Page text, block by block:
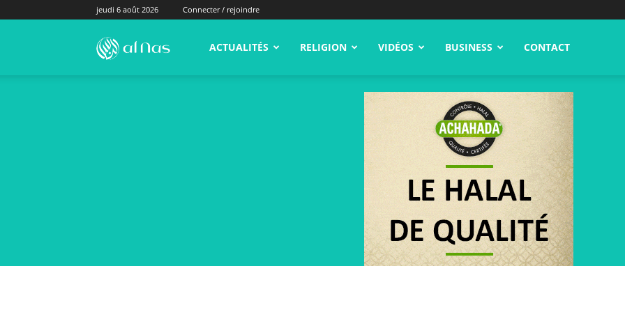
jeudi 6 août 2026 Connecter / rejoindre
alNas.fr ACTUALITÉS RELIGION VIDÉOS BUSINESS CONTACT